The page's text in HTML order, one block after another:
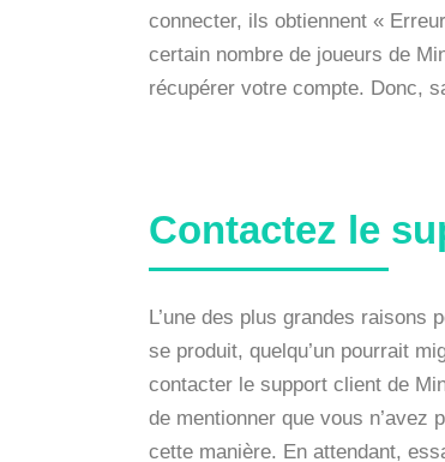
connecter, ils obtiennent «
certain nombre de joueurs de
récupérer votre compte. Donc,
Contactez le
L’une des plus grandes
se produit, quelqu’un pourrait
contacter le support client de
de mentionner que vous
cette manière. En attendant,